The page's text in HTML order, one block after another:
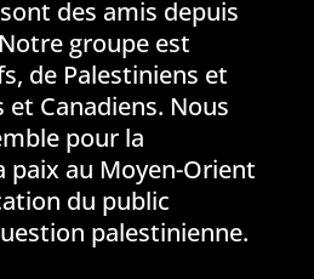
des amis depuis
groupe est
de Palestiniens et
et Canadiens. Nous
pour la
paix au Moyen-Orient
du public
palestinienne.